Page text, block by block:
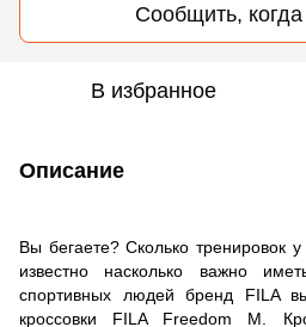
Сообщить, когда
В избранное
Описание
Вы бегаете? Сколько тренировок
известно насколько важно
спортивных людей бренд FILA
кроссовки FILA Freedom M.